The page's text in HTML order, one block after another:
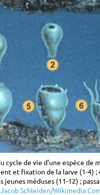
cycle de vie d’une espèce de
et fixation de la larve (1-4)
jeunes méduses (11-12) ;
Schleiden/Wikimedia